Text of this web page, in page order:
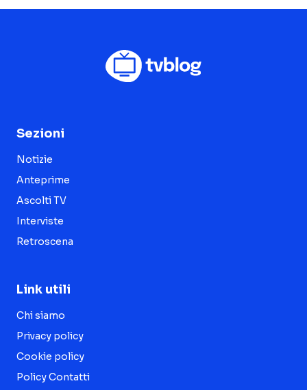
Sezioni
Notizie
Anteprime
Ascolti TV
Interviste
Retroscena
Link utili
Chi siamo
Privacy policy
Cookie policy
Policy Contatti